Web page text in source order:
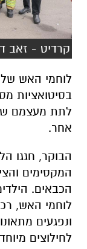
קרדיט - זאב
לוחמי האש
בסיטואציות
לתת מעצמם
אחר.
הבוקר, חגגו
המקסימים
הכבאים.
לוחמי האש,
ונפגעים
לחילוצים